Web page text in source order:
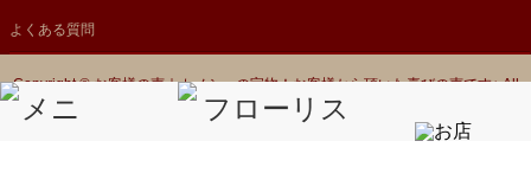
よくある質問
Copyright ©お客様の声｜カノシェの宝物！お客様から頂いた喜びの声です♪All
Rights Reserved.